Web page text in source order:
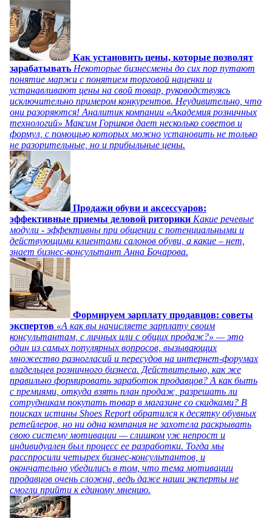
Как установить цены, которые позволят
зарабатывать Некоторые бизнесмены до сих пор путают
понятие маржи с понятием торговой наценки и
устанавливают цены на свой товар, руководствуясь
исключительно примером конкурентов. Неудивительно, что
они разоряются! Аналитик компании «Академия розничных
технологий» Максим Горшков дает несколько советов и
формул, с помощью которых можно установить не только
не разорительные, но и прибыльные цены.
Продажи обуви и аксессуаров:
эффективные приемы деловой риторики Какие речевые
модули - эффективны при общении с потенциальными и
действующими клиентами салонов обуви, а какие – нет,
знает бизнес-консультант Анна Бочарова.
Формируем зарплату продавцов: советы
экспертов «А как вы начисляете зарплату своим
консультантам, с личных или с общих продаж?» — это
один из самых популярных вопросов, вызывающих
множество разногласий и пересудов на интернет-форумах
владельцев розничного бизнеса. Действительно, как же
правильно формировать заработок продавцов? А как быть
с премиями, откуда взять план продаж, разрешать ли
сотрудникам покупать товар в магазине со скидками? В
поисках истины Shoes Report обратился к десятку обувных
ретейлеров, но ни одна компания не захотела раскрывать
свою систему мотивации — слишком уж непрост и
индивидуален был процесс ее разработки. Тогда мы
расспросили четырех бизнес-консультантов, и
окончательно убедились в том, что тема мотивации
продавцов очень сложна, ведь даже наши эксперты не
смогли прийти к единому мнению.